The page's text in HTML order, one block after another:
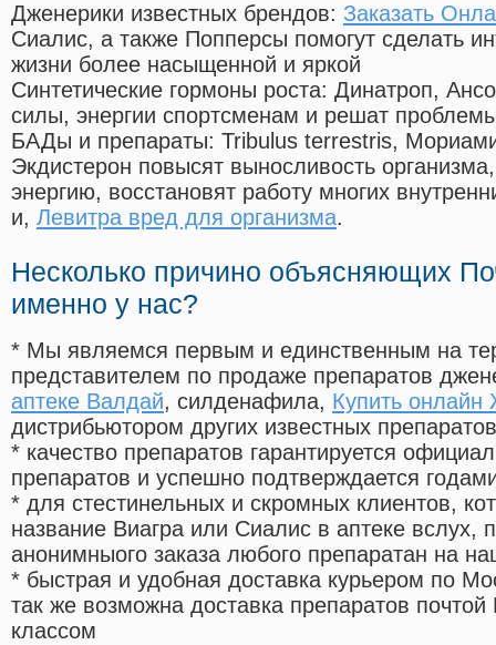
Дженерики известных брендов: Заказать
Сиалис, а также Попперсы помогут сделать
жизни более насыщенной и яркой
Синтетические гормоны роста: Динатроп,
силы, энергии спортсменам и решат
БАДы и препараты: Tribulus terrestris,
Экдистерон повысят выносливость
энергию, восстановят работу многих
и, Левитра вред для организма.
Несколько причино объясняющих
именно у нас?
* Мы являемся первым и единственным на
представителем по продаже препаратов
аптеке Валдай, силденафила, Купить онлайн
дистрибьютором других известных препаратов
* качество препаратов гарантируется
препаратов и успешно подтверждается
* для стестинельных и скромных клиентов,
название Виагра или Сиалис в аптеке вслух,
анонимныого заказа любого препаратан на
* быстрая и удобная доставка курьером по
так же возможна доставка препаратов
классом